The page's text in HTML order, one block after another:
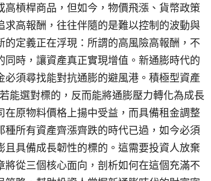
槓桿商品，但如今，物價飛漲、貨幣政策
高報酬，往往伴隨的是難以控制的波動與
定義正在浮現：所謂的高風險高報酬，不
時，讓資產真正實現增值。新通膨時代的
須尋找能對抗通膨的避風港。積極型資產
能選對標的，反而能將通膨壓力轉化為成長
原物料價格上揚中受益，而具備租金調整
所有資產齊漲齊跌的時代已過，如今必須
具備成長韌性的標的。這需要投資人放棄
從三個核心面向，剖析如何在這個充滿不